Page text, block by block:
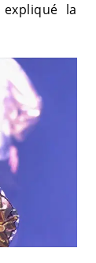
la